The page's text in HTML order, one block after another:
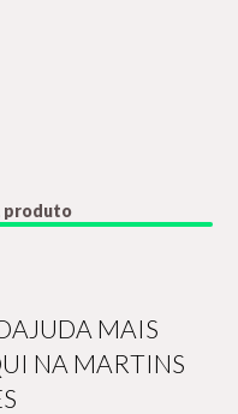
produto
MAIS
NA MARTINS